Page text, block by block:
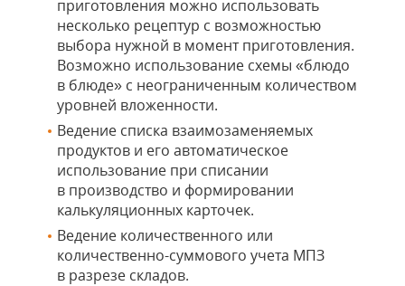
приготовления можно использовать
несколько рецептур с возможностью
выбора нужной в момент приготовления.
Возможно использование схемы «блюдо
в блюде» с неограниченным количеством
уровней вложенности.
Ведение списка взаимозаменяемых
продуктов и его автоматическое
использование при списании
в производство и формировании
калькуляционных карточек.
Ведение количественного или
количественно-суммового учета МПЗ
в разрезе складов.